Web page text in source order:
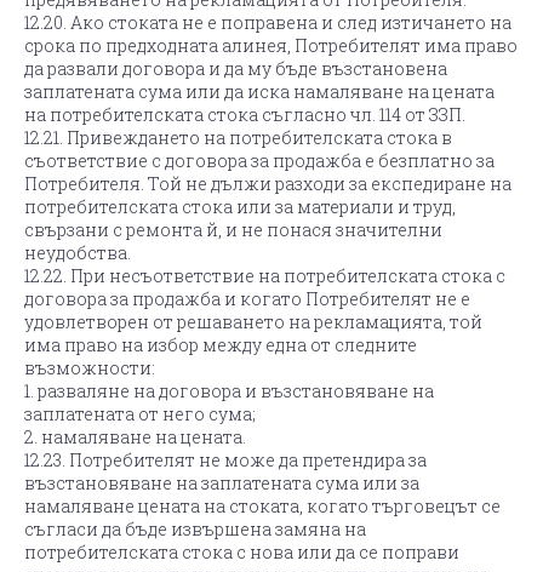
12.20. Ако стоката не е поправена и след изтичането на
срока по предходната алинея, Потребителят има право
да развали договора и да му бъде възстановена
заплатената сума или да иска намаляване на цената
на потребителската стока съгласно чл. 114 от ЗЗП.
12.21. Привеждането на потребителската стока в
съответствие с договора за продажба е безплатно за
Потребителя. Той не дължи разходи за експедиране на
потребителската стока или за материали и труд,
свързани с ремонта й, и не понася значителни
неудобства.
12.22. При несъответствие на потребителската стока с
договора за продажба и когато Потребителят не е
удовлетворен от решаването на рекламацията, той
има право на избор между една от следните
възможности:
1. разваляне на договора и възстановяване на
заплатената от него сума;
2. намаляване на цената.
12.23. Потребителят не може да претендира за
възстановяване на заплатената сума или за
намаляване цената на стоката, когато търговецът се
съгласи да бъде извършена замяна на
потребителската стока с нова или да се поправи